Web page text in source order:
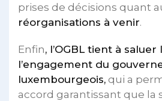
prises de décisions quant
réorganisations à venir.
Enfin, l’OGBL tient à saluer
l’engagement du
luxembourgeois, qui a
accord garantissant que la